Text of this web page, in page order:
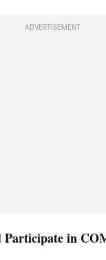
ADVERTISEMENT
Participate in